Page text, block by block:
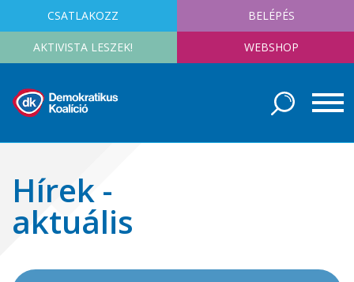
CSATLAKOZZ BELÉPÉS
AKTIVISTA LESZEK! WEBSHOP
Hírek -
aktuális